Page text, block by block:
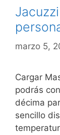
marzo 5,
Cargar
podrás
décima
sencillo